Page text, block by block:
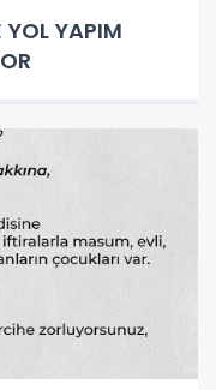
YOL YAPIM